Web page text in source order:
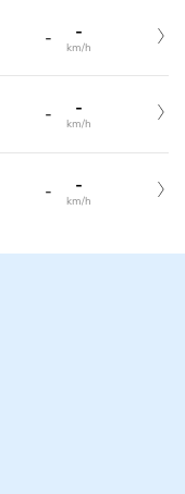
- -
km/h
- -
km/h
- -
km/h